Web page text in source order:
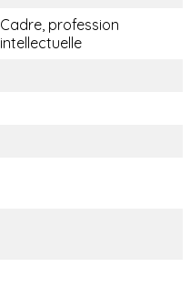
Cadre, profession
intellectuelle